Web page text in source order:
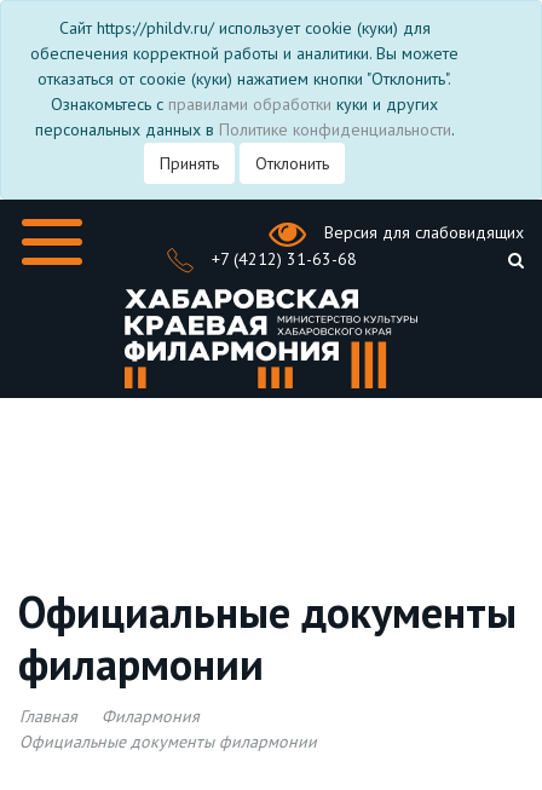
Сайт https://phildv.ru/ использует cookie (куки) для
обеспечения корректной работы и аналитики. Вы можете
отказаться от соокіе (куки) нажатием кнопки "Отклонить".
Ознакомьтесь с правилами обработки куки и других
персональных данных в Политике конфиденциальности.
Принять
Отклонить
Версия для слабовидящих
+7 (4212) 31-63-68
Официальные документы
филармонии
Главная
Филармония
Официальные документы филармонии